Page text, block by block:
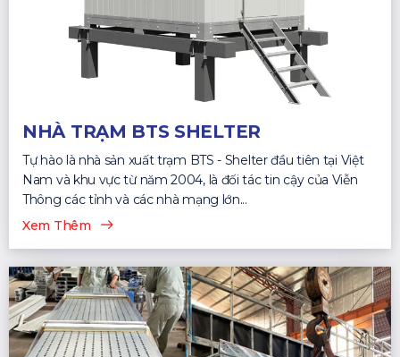
NHÀ TRẠM BTS SHELTER
Tự hào là nhà sản xuất trạm BTS - Shelter đầu tiên tại Việt
Nam và khu vực từ năm 2004, là đối tác tin cậy của Viễn
Thông các tỉnh và các nhà mạng lớn...
Xem Thêm